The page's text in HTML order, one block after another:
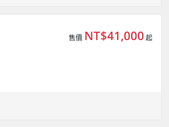
售價 NT$41,000 起